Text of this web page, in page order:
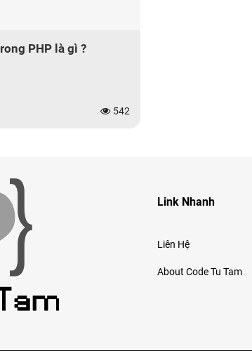
PHP là gì ?
542
Link Nhanh
Liên Hệ
About Code Tu Tam